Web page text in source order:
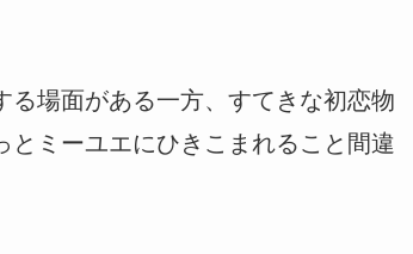
場面がある一方、すてきな初恋物
ミーユエにひきこまれること間違